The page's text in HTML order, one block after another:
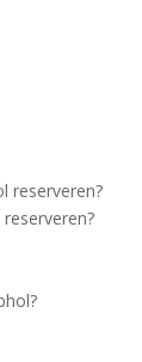
reserveren?